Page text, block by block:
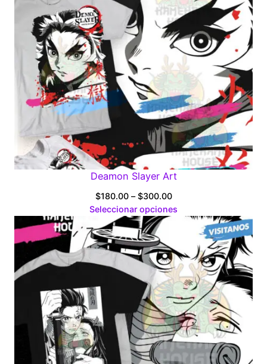
Deamon Slayer Art
$180.00 – $300.00Price
range:
$180.00
through
$300.00
Seleccionar opciones